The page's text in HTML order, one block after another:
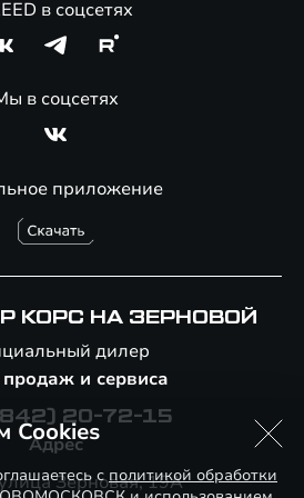
приложение
в соцсетях
в соцсетях
КОРС НА ЗЕРНОВОЙ
дилер
и сервиса
20-72-15
Адрес
Зерновая, 19А
Cookies
сполитикой обработки